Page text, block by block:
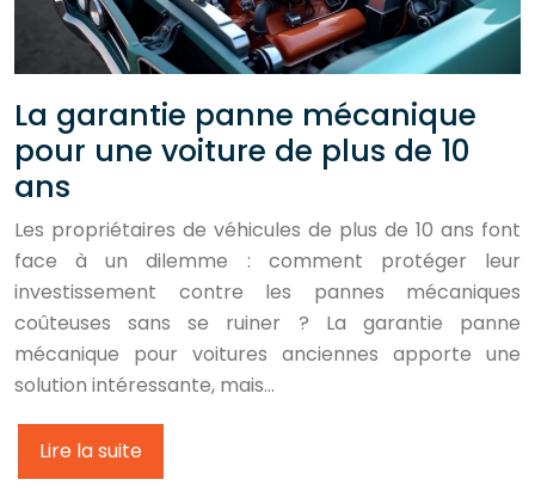
La garantie panne mécanique
pour une voiture de plus de 10
ans
Les propriétaires de véhicules de plus de 10 ans font
face à un dilemme : comment protéger leur
investissement contre les pannes mécaniques
coûteuses sans se ruiner ? La garantie panne
mécanique pour voitures anciennes apporte une
solution intéressante, mais…
Lire la suite